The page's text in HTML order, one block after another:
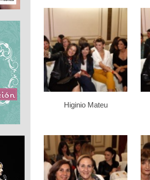
Higinio Mateu